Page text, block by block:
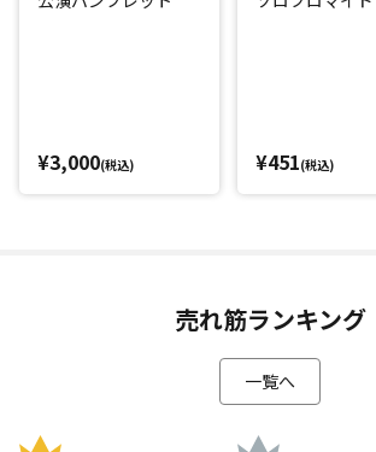
¥3,000(税込) ¥451(税込)
売れ筋ランキング
一覧へ